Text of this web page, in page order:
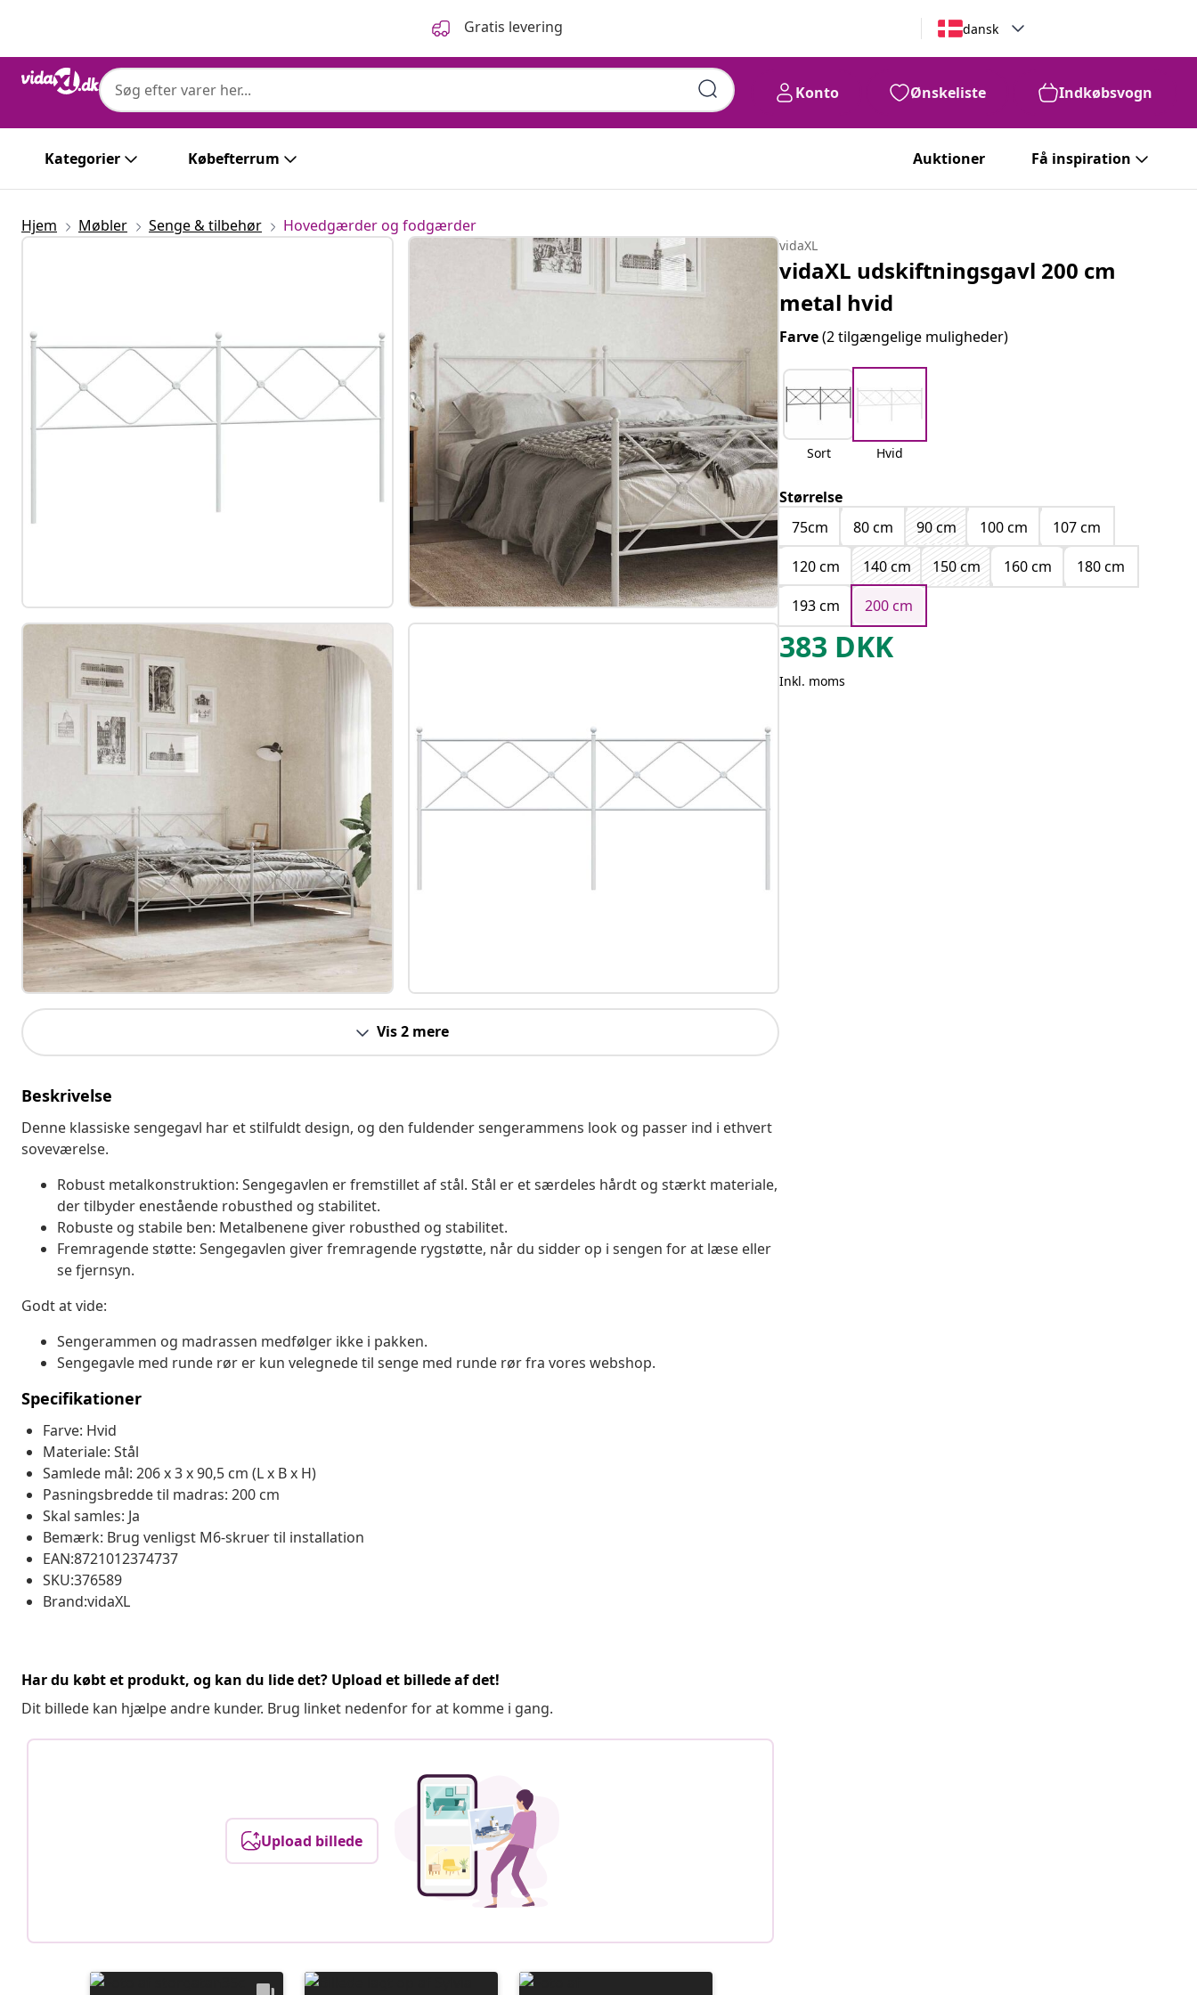
Gratis levering dansk
Konto Ønskeliste Indkøbsvogn
Kategorier Købefterrum Auktioner Få inspiration
Hjem Møbler Senge & tilbehør Hovedgærder og fodgærder
Vis 2 mere
Beskrivelse
Denne klassiske sengegavl har et stilfuldt design, og den fuldender sengerammens look og passer ind i ethvert
soveværelse.
Robust metalkonstruktion: Sengegavlen er fremstillet af stål. Stål er et særdeles hårdt og stærkt materiale,
der tilbyder enestående robusthed og stabilitet.
Robuste og stabile ben: Metalbenene giver robusthed og stabilitet.
Fremragende støtte: Sengegavlen giver fremragende rygstøtte, når du sidder op i sengen for at læse eller
se fjernsyn.
Godt at vide:
Sengerammen og madrassen medfølger ikke i pakken.
Sengegavle med runde rør er kun velegnede til senge med runde rør fra vores webshop.
Specifikationer
Farve: Hvid
Materiale: Stål
Samlede mål: 206 x 3 x 90,5 cm (L x B x H)
Pasningsbredde til madras: 200 cm
Skal samles: Ja
Bemærk: Brug venligst M6-skruer til installation
EAN:8721012374737
SKU:376589
Brand:vidaXL
Har du købt et produkt, og kan du lide det? Upload et billede af det!
Dit billede kan hjælpe andre kunder. Brug linket nedenfor for at komme i gang.
Upload billede
vidaXL
vidaXL udskiftningsgavl 200 cm
metal hvid
Farve(2 tilgængelige muligheder)
Sort Hvid
Størrelse
75cm
80 cm 90 cm 100 cm
107 cm
120 cm
140 cm 150 cm 160 cm
180 cm
193 cm
200 cm
383 DKK
Inkl. moms